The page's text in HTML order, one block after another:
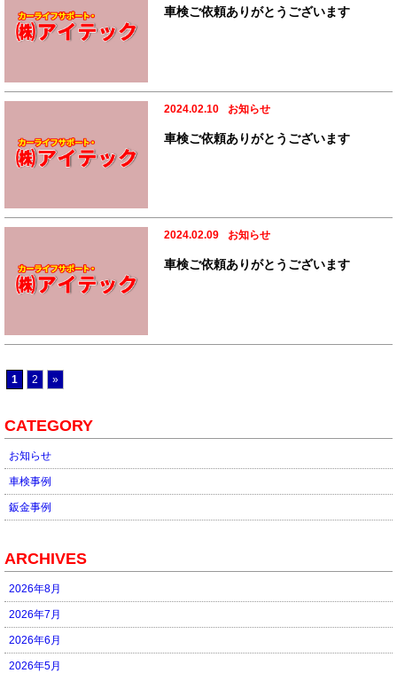
車検ご依頼ありがとうございます
2024.02.10 お知らせ
車検ご依頼ありがとうございます
2024.02.09 お知らせ
車検ご依頼ありがとうございます
1 2 »
CATEGORY
お知らせ
車検事例
鈑金事例
ARCHIVES
2026年8月
2026年7月
2026年6月
2026年5月